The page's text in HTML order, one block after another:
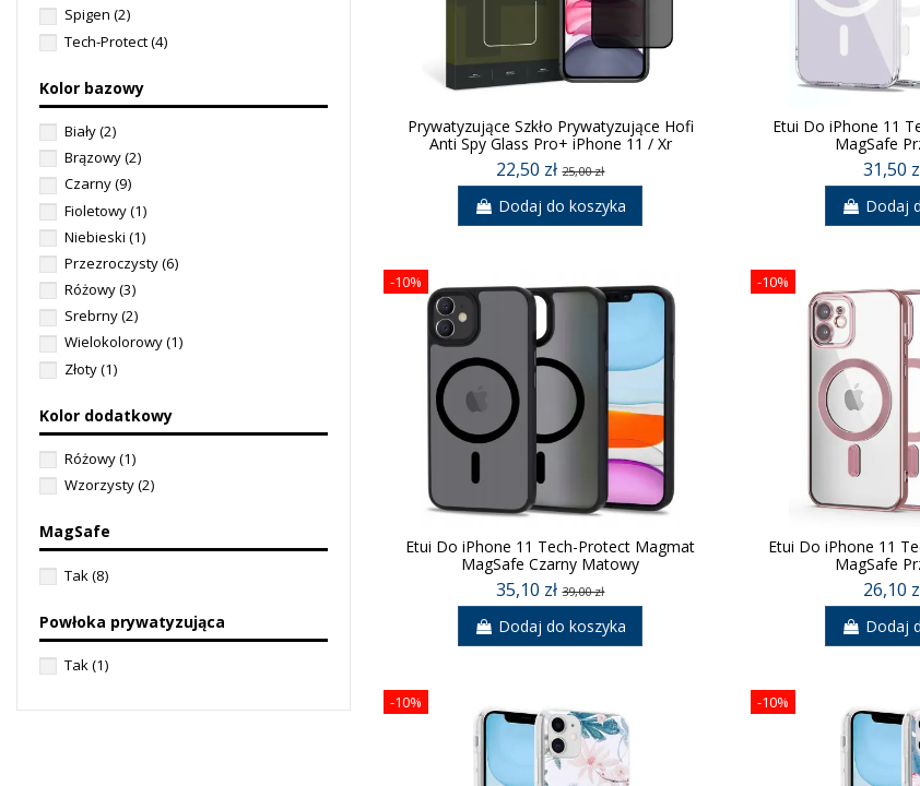
Spigen (2)
Tech-Protect(4)
Kolor bazowy
Biały(2)
Brązowy(2)
Czarny(9)
Fioletowy(1)
Niebieski (1)
Przezroczysty(6)
Różowy(3)
Srebrny(2)
Wielokolorowy(1)
Złoty(1)
Kolor dodatkowy
Różowy(1)
Wzorzysty(2)
MagSafe
Tak (8)
Powłoka prywatyzująca
Tak(1)
Prywatyzujące Szkło Prywatyzujące Hofi
Anti Spy Glass Pro+ iPhone 11 / Xr
22,50 zł25,00 zł
Dodaj do koszyka
Etui Do iPhone 11
MagSafe
31,50
Dodaj
-10%
Etui Do iPhone 11 Tech-Protect Magmat
MagSafe Czarny Matowy
35,10 zł39,00 zł
Dodaj do koszyka
-10%
Etui Do iPhone 11
MagSafe
26,10
Dodaj
-10% -10%